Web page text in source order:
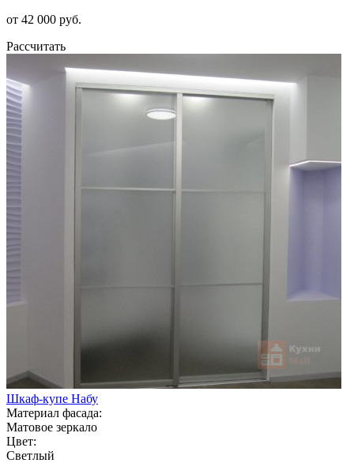
от 42 000 руб.
Рассчитать
Шкаф-купе Набу
Материал фасада:
Матовое зеркало
Цвет:
Светлый